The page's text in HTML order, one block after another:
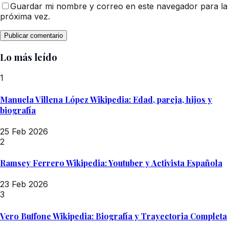
Guardar mi nombre y correo en este navegador para la
próxima vez.
Lo más leído
1
Manuela Villena López Wikipedia: Edad, pareja, hijos y
biografía
25 Feb 2026
2
Ramsey Ferrero Wikipedia: Youtuber y Activista Española
23 Feb 2026
3
Vero Buffone Wikipedia: Biografía y Trayectoria Completa